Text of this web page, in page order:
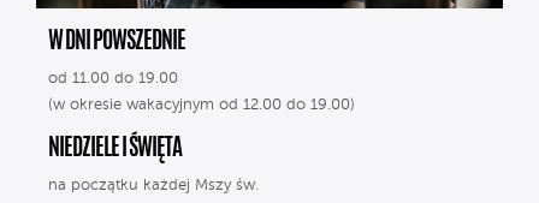
W DNI POWSZEDNIE
od 11.00 do 19.00
(w okresie wakacyjnym od 12.00 do 19.00)
NIEDZIELE I ŚWIĘTA
na początku każdej Mszy św.